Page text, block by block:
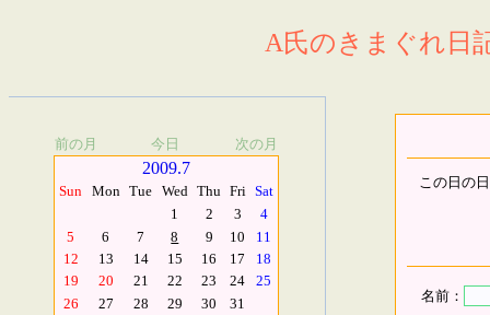
A氏のきまぐれ日
前の月 今日 次の月
2009.7
Sun Mon Tue Wed Thu Fri Sat
1
2 3
4
5
6 7 8 9 10
11
12
13 14 15 16 17
18
19
20 21 22 23 24
25
26
27 28 29 30 31
この日の
名前：